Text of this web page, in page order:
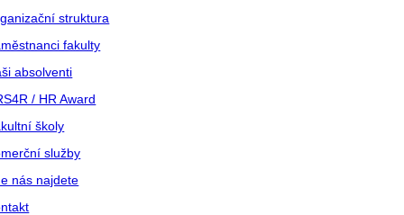
struktura
fakulty
absolventi
/ HR Award
školy
služby
nás najdete